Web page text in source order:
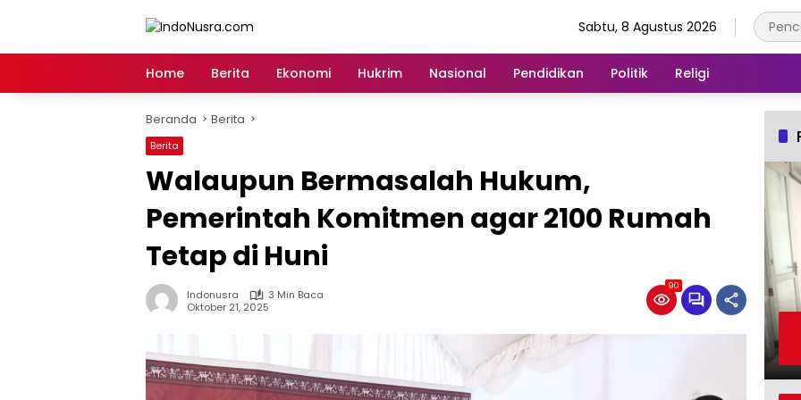
Sabtu, 8 Agustus 2026
Home Berita Ekonomi Hukrim Nasional Pendidikan Politik Religi
Beranda Berita
Berita
Walaupun Bermasalah Hukum,
Pemerintah Komitmen agar 2100 Rumah
Tetap di Huni
Indonusra
3 Min Baca
Oktober 21, 2025
90